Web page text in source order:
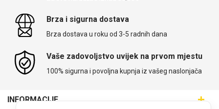
Brza i sigurna dostava
Brza dostava u roku od 3-5 radnih dana
Vaše zadovoljstvo uvijek na prvom mjestu
100% sigurna i povoljna kupnja iz vašeg naslonjača
INFORMACIJE